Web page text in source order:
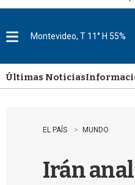
u
Montevideo, T 11° H 55%
Últimas Noticias
EL PAÍS MUNDO
Irán